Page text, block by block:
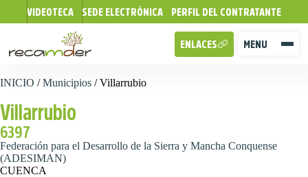
VIDEOTECA SEDE ELECTRÓNICA PERFIL DEL CONTRATANTE
MENU
ENLACES
INICIO /Municipios /Villarrubio
Villarrubio
6397
Federación para el Desarrollo de la Sierra y Mancha Conquense
(ADESIMAN)
CUENCA